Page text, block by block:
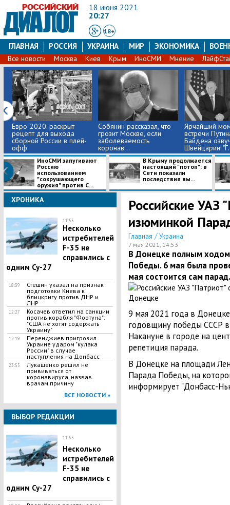
18 июня 2021
20:27
18+
ГЛАВНАЯ РОССИЯ УКРАИНА МИР ЭКОНОМИКА
Все новости Москва Киев Крым ИноСМИ Мнение
Евро-2020: раскрыт
рецепт для выхода
сборной России в плей-
офф
Собянин рассказал, что
грозит Москве, если
заболеваемость
коронав...
Ярчайший
встречи
Байдена
Швейцарии:
ИноСМИ запугивают
Россию
использованием
"сокрушающего
оружия" против С...
В Крыму продолжается
настоящий "потоп": в
Сети показали
последствия вы...
ХРОНИКА
11:55
Несколько
истребителей
F-35 не
справились с
одним Су-27
18:39
Стешин указал на признак
подготовки Киева к
блицкригу против ДНР и
ЛНР
12:27
​Косачев ответил на санкции
против корабля "Фортуна":
"США не хотят содержать
Украину"
12:19
Перенджиев пригрозил
Украине ударом "кулака
России" в случае
наступления на Донбасс
23:55
Лукашенко решил не
прививаться от
коронавируса, назвав
врачам причину
ВСЕ НОВОСТИ »
ВЫБОР РЕДАКЦИИ
11:55
Несколько
истребителей
F-35 не
справились с
одним Су-27
​Российские УАЗ
изюминкой
Главная / Украина
7 мая 2021, 14:53
В Донецке полным
Победы. 6 мая была
мая состоится сам парад.
9 мая 2021 года в
годовщину победы СССР в
Накануне в городе на
репетиция парада.
В Донецке на площади
Парада Победы, на
информирует "Донбасс-